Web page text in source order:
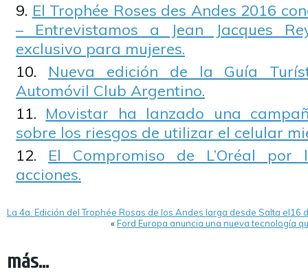
El Trophée Roses des Andes 2016
– Entrevistamos a Jean Jacques
exclusivo para mujeres.
Nueva edición de la Guía
Automóvil Club Argentino.
Movistar ha lanzado una
sobre los riesgos de utilizar el celular
El Compromiso de L’Oréal por
acciones.
La 4a. Edición del Trophée Rosas de los Andes larga desde Salta el16
«Ford Europa anuncia una nueva tecnología
más...